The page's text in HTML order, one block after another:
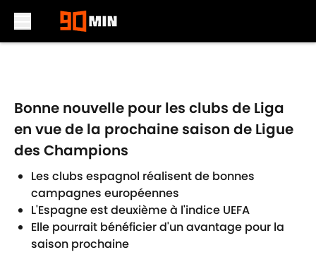
Bonne nouvelle pour les clubs de Liga
en vue de la prochaine saison de Ligue
des Champions
Les clubs espagnol réalisent de bonnes
campagnes européennes
L'Espagne est deuxième à l'indice UEFA
Elle pourrait bénéficier d'un avantage pour la
saison prochaine